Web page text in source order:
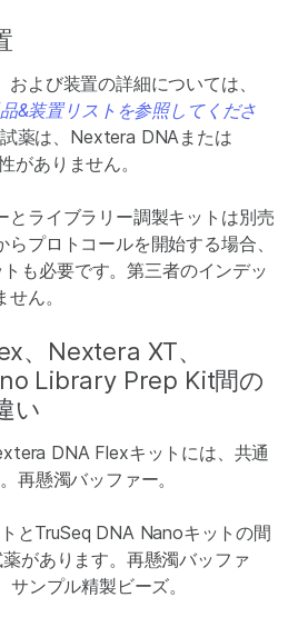
よび装置の詳細については、
&装置リストを参照してくださ
薬は、Nextera DNAまたは
がありません。
とライブラリー調製キットは別売
プロトコールを開始する場合、
も必要です。第三者のインデッ
ん。
、Nextera XT、
Library Prep Kit間の
い
DNA Flexキットには、共通
再懸濁バッファー。
とTruSeq DNA Nanoキットの間
があります。再懸濁バッファ
ンプル精製ビーズ。